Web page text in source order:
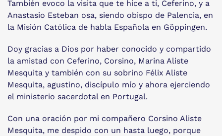
También evoco la visita que te hice a ti, Ceferino, y a
Anastasio Esteban osa, siendo obispo de Palencia, en
la Misión Católica de habla Española en Göppingen.
Doy gracias a Dios por haber conocido y compartido
la amistad con Ceferino, Corsino, Marina Aliste
Mesquita y también con su sobrino Félix Aliste
Mesquita, agustino, discípulo mío y ahora ejerciendo
el ministerio sacerdotal en Portugal.
Con una oración por mi compañero Corsino Aliste
Mesquita, me despido con un hasta luego, porque